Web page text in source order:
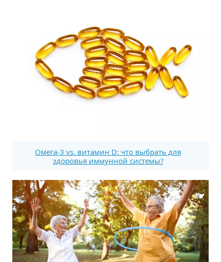
Омега-3 vs. витамин D: что выбрать для
здоровья иммунной системы?